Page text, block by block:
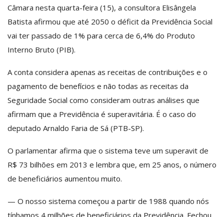
Câmara nesta quarta-feira (15), a consultora Elisângela
Batista afirmou que até 2050 o déficit da Previdência Social
vai ter passado de 1% para cerca de 6,4% do Produto
Interno Bruto (PIB).
A conta considera apenas as receitas de contribuições e o
pagamento de benefícios e não todas as receitas da
Seguridade Social como consideram outras análises que
afirmam que a Previdência é superavitária. É o caso do
deputado Arnaldo Faria de Sá (PTB-SP).
O parlamentar afirma que o sistema teve um superavit de
R$ 73 bilhões em 2013 e lembra que, em 25 anos, o número
de beneficiários aumentou muito.
— O nosso sistema começou a partir de 1988 quando nós
tínhamos 4 milhões de beneficiários da Previdência. Fechou